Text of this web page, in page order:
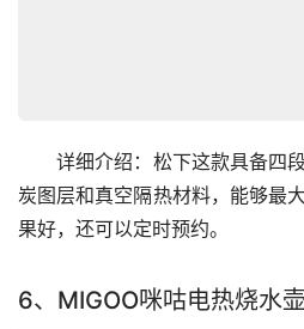
详细介绍：松下这款具备四段
炭图层和真空隔热材料，能够最
果好，还可以定时预约。
6、MIGOO咪咕电热烧水壶